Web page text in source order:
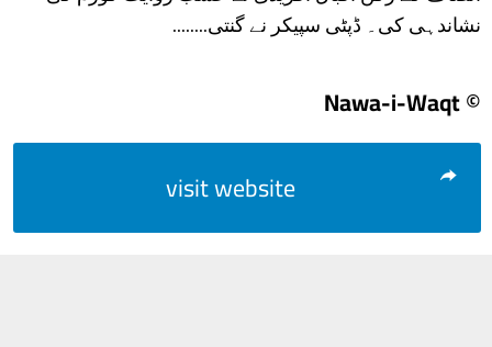
نشاندہی کی۔ ڈپٹی سپیکر نے گنتی........
© Nawa-i-Waqt
visit website